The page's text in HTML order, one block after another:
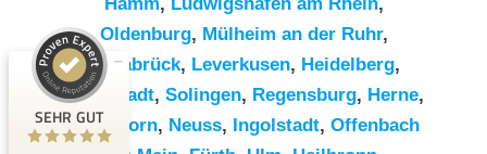
Oldenburg, Mülheim an der Ruhr,
Osnabrück, Leverkusen, Heidelberg,
Darmstadt, Solingen, Regensburg, Herne,
Paderborn, Neuss, Ingolstadt, Offenbach
SEHR GUT
Kundenbewertungen und Erfahrungen zu
RümpelButler
SEHR GUT
5,00 / 5,00
2
anderen Quelle